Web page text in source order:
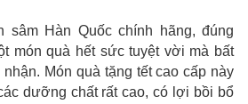
sâm Hàn Quốc chính hãng, đúng
món quà hết sức tuyệt vời mà bất
Món quà tặng tết cao cấp này
dưỡng chất rất cao, có lợi bồi bổ